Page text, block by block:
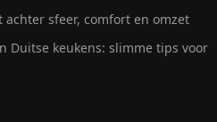
sfeer, comfort en omzet
Duitse keukens: slimme tips voor